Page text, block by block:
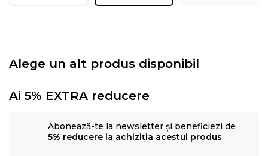
Alege un alt produs disponibil
Ai 5% EXTRA reducere
Abonează-te la newsletter și beneficiezi de
5% reducere la achiziția acestui produs.